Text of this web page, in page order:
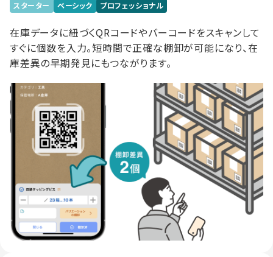
スターター
ベーシック プロフェッショナル
在庫データに紐づくQRコードやバーコードをスキャンして
すぐに個数を入力。短時間で正確な棚卸が可能になり、在
庫差異の早期発見にもつながります。